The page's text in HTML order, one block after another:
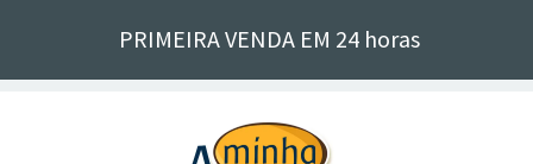
PRIMEIRA VENDA EM 24 horas